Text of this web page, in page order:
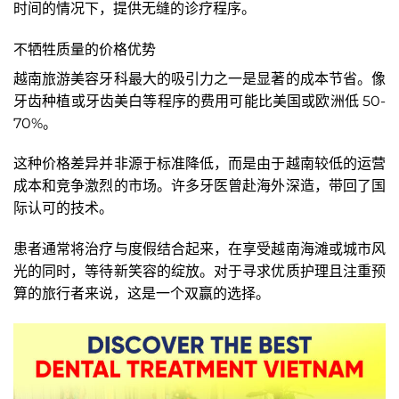
时间的情况下，提供无缝的诊疗程序。
不牺牲质量的价格优势
越南旅游美容牙科最大的吸引力之一是显著的成本节省。像
牙齿种植或牙齿美白等程序的费用可能比美国或欧洲低 50-
70%。
这种价格差异并非源于标准降低，而是由于越南较低的运营
成本和竞争激烈的市场。许多牙医曾赴海外深造，带回了国
际认可的技术。
患者通常将治疗与度假结合起来，在享受越南海滩或城市风
光的同时，等待新笑容的绽放。对于寻求优质护理且注重预
算的旅行者来说，这是一个双赢的选择。